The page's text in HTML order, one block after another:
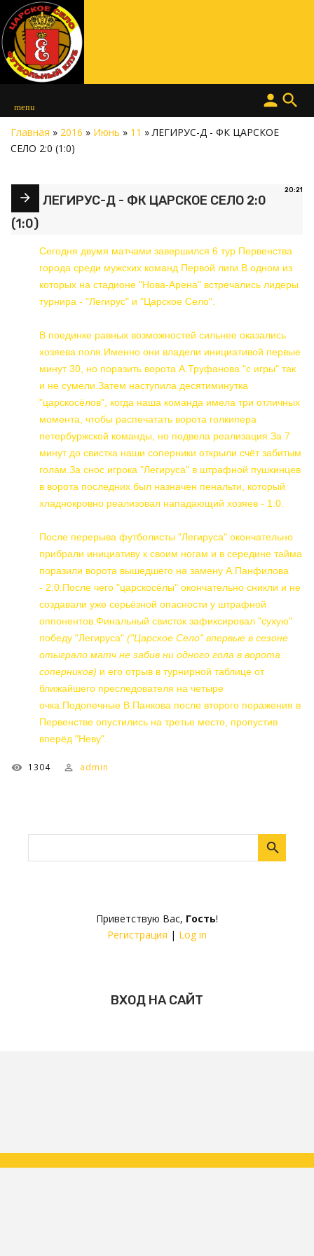
menu search
person
Приветствую Вас, Гость!
Регистрация | Log in
ВХОД НА САЙТ
Главная » 2016 » Июнь » 11 » ЛЕГИРУС-Д - ФК ЦАРСКОЕ
СЕЛО 2:0 (1:0)
20:21
ЛЕГИРУС-Д - ФК ЦАРСКОЕ СЕЛО 2:0
(1:0)
Сегодня двумя матчами завершился 6 тур Первенства
города среди мужских команд Первой лиги.В одном из
которых на стадионе "Нова-Арена" встречались лидеры
турнира - "Легирус" и "Царское Село".
В поединке равных возможностей сильнее оказались
хозяева поля.Именно они владели инициативой первые
минут 30, но поразить ворота А.Труфанова "с игры" так
и не сумели.Затем наступила десятиминутка
"царскосёлов", когда наша команда имела три отличных
момента, чтобы распечатать ворота голкипера
петербуржской команды, но подвела реализация.За 7
минут до свистка наши соперники открыли счёт забитым
голам.За снос игрока "Легируса" в штрафной пушкинцев
в ворота последних был назначен пенальти, который
хладнокровно реализовал нападающий хозяев - 1:0.
После перерыва футболисты "Легируса" окончательно
прибрали инициативу к своим ногам и в середине тайма
поразили ворота вышедшего на замену А.Панфилова
- 2:0.После чего "царскосёлы" окончательно сникли и не
создавали уже серьёзной опасности у штрафной
оппонентов.Финальный свисток зафиксировал "сухую"
победу "Легируса" ("Царское Село" впервые в сезоне
отыграло матч не забив ни одного гола в ворота
соперников) и его отрыв в турнирной таблице от
ближайшего преследователя на четыре
очка.Подопечные В.Панкова после второго поражения в
Первенстве опустились на третье место, пропустив
вперёд "Неву".
1304 admin